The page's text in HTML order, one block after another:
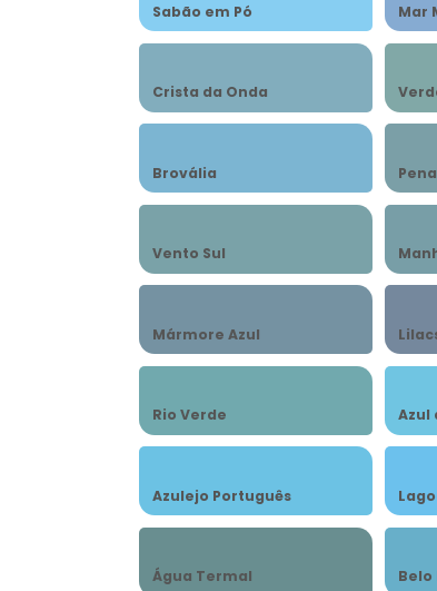
Sabão em Pó Mar
Crista da Onda
Brovália
Vento Sul
Mármore Azul
Rio Verde Azul
Azulejo Português
Água Termal Belo